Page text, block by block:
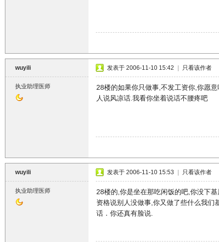
wuyili
执业助理医师
发表于 2006-11-10 15:42 只看该作者
28楼的如果你只做事,不发工资你,你愿
人说风凉话.我看你坐着说话不腰疼吧
wuyili
执业助理医师
发表于 2006-11-10 15:53 只看该作者
28楼的,你是坐在那吃闲饭的吧,你没下
资格说别人没做事,你又做了些什么我们
话．你还真有脸说.